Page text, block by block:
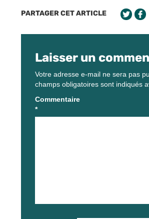
PARTAGER CET ARTICLE
Laisser un
Votre adresse e-mail ne sera pas
champs obligatoires sont indiqués
Commentaire
*